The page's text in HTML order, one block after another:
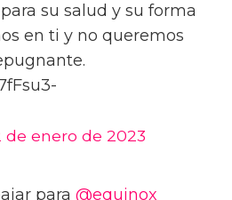
su salud y su forma
en ti y no queremos
de enero de 2023
para @equinox